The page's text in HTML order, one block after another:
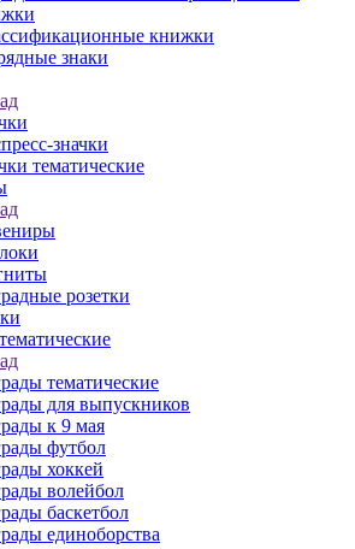
книжки
знаки
значки
тематические
розетки
тематические
для выпускников
к 9 мая
футбол
хоккей
волейбол
баскетбол
единоборства